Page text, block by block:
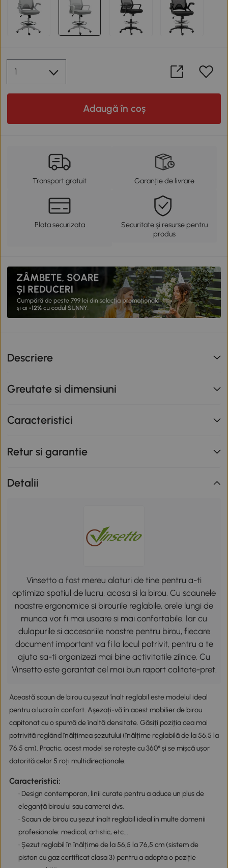
Adaugă în coș
Transport gratuit Garanție de livrare
Plata securizata
Securitate și resurse pentru
produs
Descriere
Greutate si dimensiuni
Caracteristici
Retur si garantie
Detalii
Vinsetto a fost mereu alaturi de tine pentru a-ti
optimiza spatiul de lucru, acasa si la birou. Cu scaunele
noastre ergonomice si birourile reglabile, orele lungi de
munca vor fi mai usoare si mai confortabile. Iar cu
dulapurile si accesoriile noastre pentru birou, fiecare
document important va fi la locul potrivit, pentru a te
ajuta sa-ti organizezi mai bine activitatile zilnice. Cu
Vinsetto este garantat cel mai bun raport calitate-pret.
Această scaun de birou cu șezut înalt reglabil este modelul ideal
pentru a lucra în confort. Așezați-vă în acest mobilier de birou
capitonat cu o spumă de înaltă densitate. Găsiți poziția cea mai
potrivită reglând înălțimea șezutului (înălțime reglabilă de la 56,5 la
76,5 cm). Practic, acest model se rotește cu 360° și se mișcă ușor
datorită celor 5 roți multidirecționale.
Caracteristici:
• Design contemporan, linii curate pentru a aduce un plus de
eleganță biroului sau camerei dvs.
• Scaun de birou cu șezut înalt reglabil ideal în multe domenii
profesionale: medical, artistic, etc...
• Șezut reglabil în înălțime de la 56,5 la 76,5 cm (sistem de
piston cu gaz certificat clasa 3) pentru a adopta o poziție